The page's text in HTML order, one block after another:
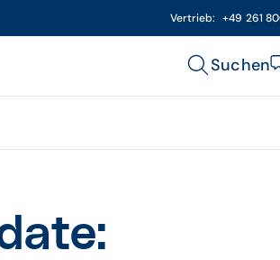
Vertrieb: +49 261
Suchen